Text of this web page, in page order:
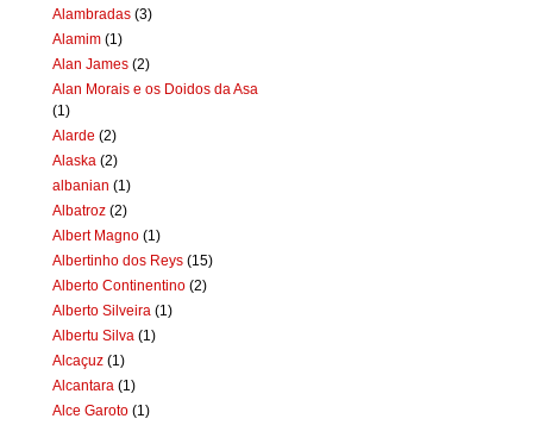
Alambradas (3)
Alamim (1)
Alan James (2)
Alan Morais e os Doidos da Asa
(1)
Alarde (2)
Alaska (2)
albanian (1)
Albatroz (2)
Albert Magno (1)
Albertinho dos Reys (15)
Alberto Continentino (2)
Alberto Silveira (1)
Albertu Silva (1)
Alcaçuz (1)
Alcantara (1)
Alce Garoto (1)